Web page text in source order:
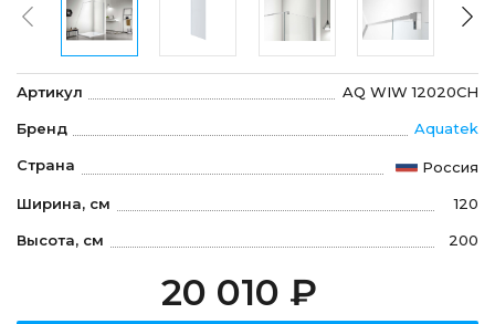
Артикул AQ WIW 12020CH
Бренд Aquatek
Страна Россия
Ширина, см 120
Высота, см 200
20 010 ₽